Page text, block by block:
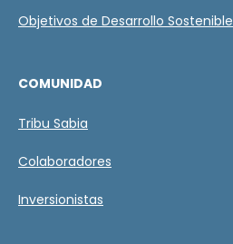
*
Objetivos de Desarrollo Sostenible
COMUNIDAD
Tribu Sabia
Colaboradores
Inversionistas